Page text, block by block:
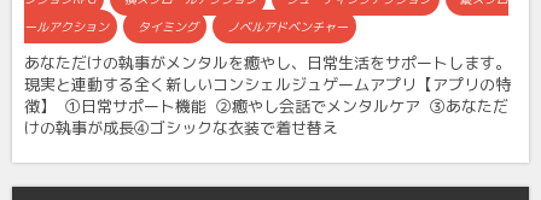
ールアクション
タイミング ノベルアドベンチャー
あなただけの執事がメンタルを癒やし、日常生活をサポートします。
現実と連動する全く新しいコンシェルジュゲームアプリ【アプリの特
徴】 ①日常サポート機能 ②癒やし会話でメンタルケア ③あなただ
けの執事が成長④ゴシックな衣装で着せ替え